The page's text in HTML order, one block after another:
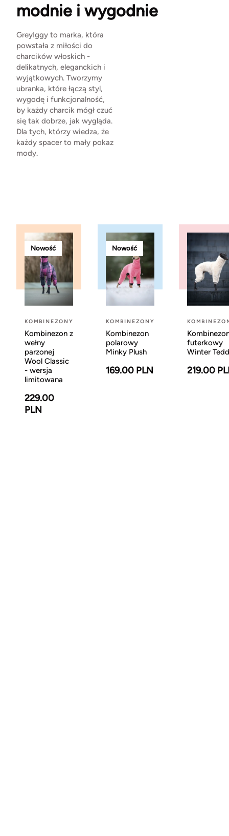
modnie i wygodnie
GreyIggy to marka, która
powstała z miłości do
charcików włoskich -
delikatnych, eleganckich i
wyjątkowych. Tworzymy
ubranka, które łączą styl,
wygodę i funkcjonalność,
by każdy charcik mógł czuć
się tak dobrze, jak wygląda.
Dla tych, którzy wiedza, że
każdy spacer to mały pokaz
mody.
Nowość
KOMBINEZONY
Kombinezon z
wełny
parzonej
Wool Classic
- wersja
limitowana
229.00
PLN
Nowość
KOMBINEZONY
Kombinezon
polarowy
Minky Plush
169.00 PLN
futerkowy
Winter
219.00